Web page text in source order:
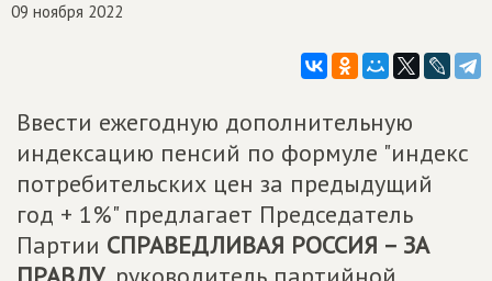
09 ноября 2022
Ввести ежегодную дополнительную
индексацию пенсий по формуле "индекс
потребительских цен за предыдущий
год + 1%" предлагает Председатель
Партии СПРАВЕДЛИВАЯ РОССИЯ – ЗА